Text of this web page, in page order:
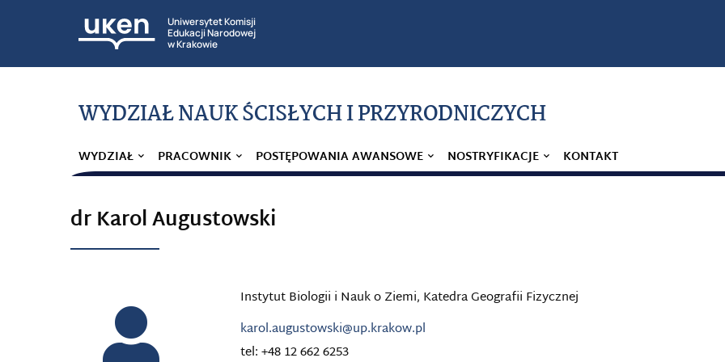
Uniwersytet Komisji
Edukacji Narodowej
w Krakowie
WYDZIAŁ NAUK ŚCISŁYCH I PRZYRODNICZYCH
WYDZIAŁ PRACOWNIK POSTĘPOWANIA AWANSOWE NOSTRYFIKACJE KONTAKT
dr Karol Augustowski
Instytut Biologii i Nauk o Ziemi, Katedra Geografii Fizycznej
karol.augustowski@up.krakow.pl
tel: +48 12 662 6253